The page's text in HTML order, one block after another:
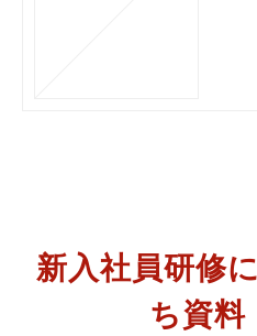
新入社員研修
ち資料